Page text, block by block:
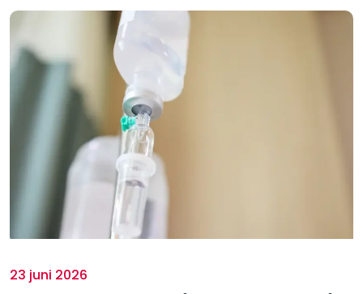
23 juni 2026